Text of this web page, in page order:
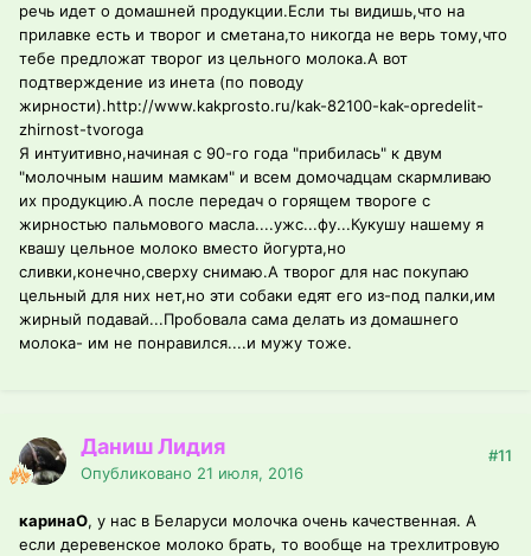
речь идет о домашней продукции.Если ты видишь,что на
прилавке есть и творог и сметана,то никогда не верь тому,что
тебе предложат творог из цельного молока.А вот
подтверждение из инета (по поводу
жирности).http://www.kakprosto.ru/kak-82100-kak-opredelit-
zhirnost-tvoroga
Я интуитивно,начиная с 90-го года "прибилась" к двум
"молочным нашим мамкам" и всем домочадцам скармливаю
их продукцию.А после передач о горящем твороге с
жирностью пальмового масла....ужс...фу...Кукушу нашему я
квашу цельное молоко вместо йогурта,но
сливки,конечно,сверху снимаю.А творог для нас покупаю
цельный для них нет,но эти собаки едят его из-под палки,им
жирный подавай...Пробовала сама делать из домашнего
молока- им не понравился....и мужу тоже.
Даниш Лидия
Опубликовано 21 июля, 2016
#11
каринаО, у нас в Беларуси молочка очень качественная. А
если деревенское молоко брать, то вообще на трехлитровую